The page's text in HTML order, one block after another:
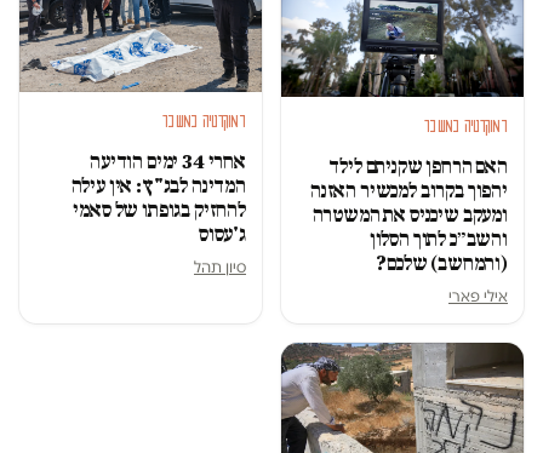
דמוקרטיה במשבר
האם הרחפן שקניתם לילד
יהפוך בקרוב למכשיר האזנה
ומעקב שיכניס את המשטרה
והשב״כ לתוך הסלון
(והמחשב) שלכם?
אילי פארי
דמוקרטיה במשבר
אחרי 34 ימים הודיעה
המדינה לבג"ץ: אין עילה
להחזיק בגופתו של סאמי
ג'עסוס
סיון תהל